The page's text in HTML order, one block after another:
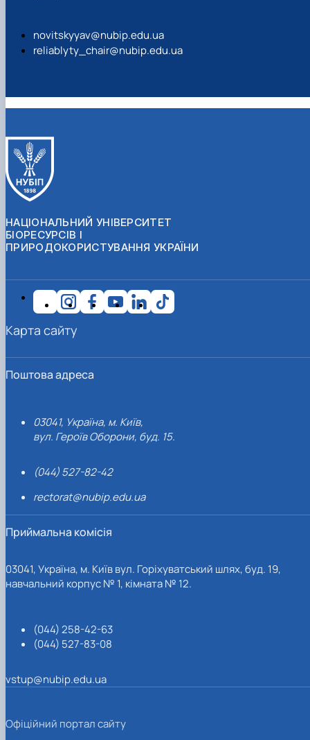
novitskyyav@nubip.edu.ua
reliablyty_chair@nubip.edu.ua
НАЦІОНАЛЬНИЙ УНІВЕРСИТЕТ
БІОРЕСУРСІВ І
ПРИРОДОКОРИСТУВАННЯ УКРАЇНИ
Поштова адреса
03041, Україна, м. Київ,
вул. Героїв Оборони, буд. 15.
(044) 527-82-42
rectorat@nubip.edu.ua
Приймальна комісія
03041, Україна, м. Київ вул. Горіхуватський шлях, буд. 19,
навчальний корпус № 1, кімната № 12.
(044) 258-42-63
(044) 527-83-08
vstup@nubip.edu.ua
Карта сайту
Офіційний портал сайту